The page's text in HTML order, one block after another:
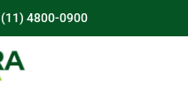
4800-0900